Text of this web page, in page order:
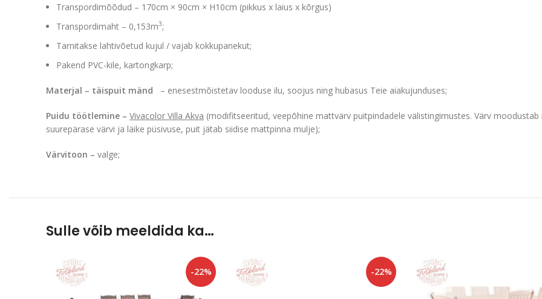
Transpordimõõdud – 170cm × 90cm × H10cm (pikkus x laius x kõrgus)
Transpordimaht – 0,153m3;
Tarnitakse lahtivõetud kujul / vajab kokkupanekut;
Pakend PVC-kile, kartongkarp;
Materjal – täispuit mänd – enesestmõistetav looduse ilu, soojus ning hubasus Teie aiakujunduses;
Puidu töötlemine – Vivacolor Villa Akva (modifitseeritud, veepõhine mattvärv puitpindadele välistingimustes. Värv
suurepärase värvi ja läike püsivuse, puit jätab siidise mattpinna mulje);
Värvitoon – valge;
Sulle võib meeldida ka…
-22% -22%